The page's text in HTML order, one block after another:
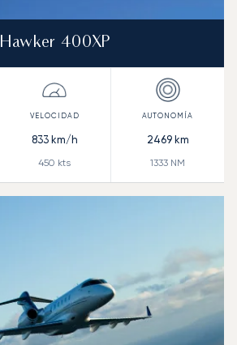
Hawker 400XP
833km/h
450 kts
2469km
1333 NM